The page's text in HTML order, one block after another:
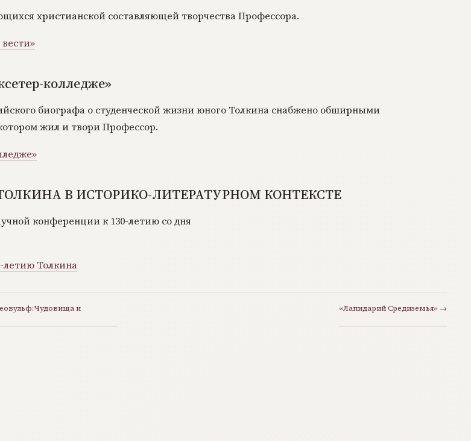
христианской составляющей творчества Профессора.
колледже»
биографа о студенческой жизни юного Толкина снабжено обширными
жил и твори Профессор.
В ИСТОРИКО-ЛИТЕРАТУРНОМ КОНТЕКСТЕ
конференции к 130-летию со дня
Толкина
и
«Лапидарий Средиземья» →